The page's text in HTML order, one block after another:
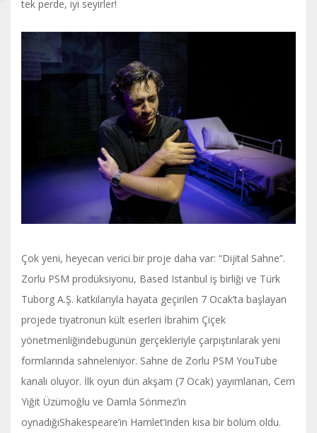
tek perde, iyi seyirler!
Çok yeni, heyecan verici bir proje daha var: “Dijital Sahne”.
Zorlu PSM prodüksiyonu, Based Istanbul iş birliği ve Türk
Tuborg A.Ş. katkılarıyla hayata geçirilen 7 Ocak’ta başlayan
projede tiyatronun kült eserleri İbrahim Çiçek
yönetmenliğindebugünün gerçekleriyle çarpıştırılarak yeni
formlarında sahneleniyor. Sahne de Zorlu PSM YouTube
kanalı oluyor. İlk oyun dün akşam (7 Ocak) yayımlanan, Cem
Yiğit Üzümoğlu ve Damla Sönmez’in
oynadığıShakespeare’in Hamlet’inden kısa bir bölüm oldu.